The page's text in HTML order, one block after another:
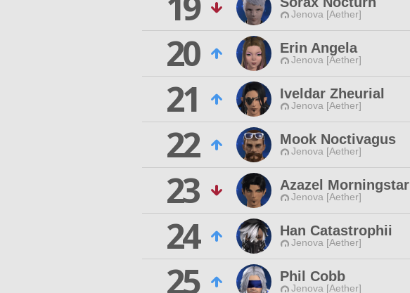
Jenova [Aether]
20
Erin Angela
Jenova [Aether]
21
Iveldar Zheurial
Jenova [Aether]
22
Mook Noctivagus
Jenova [Aether]
23
Azazel Morningstar
Jenova [Aether]
24
Han Catastrophii
Jenova [Aether]
25
Phil Cobb
Jenova [Aether]